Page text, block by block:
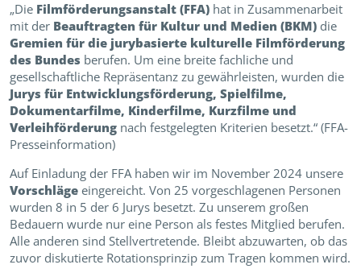
„Die Filmförderungsanstalt (FFA) hat in Zusammenarbeit
mit der Beauftragten für Kultur und Medien (BKM) die
Gremien für die jurybasierte kulturelle Filmförderung
des Bundes berufen. Um eine breite fachliche und
gesellschaftliche Repräsentanz zu gewährleisten, wurden die
Jurys für Entwicklungsförderung, Spielfilme,
Dokumentarfilme, Kinderfilme, Kurzfilme und
Verleihförderung nach festgelegten Kriterien besetzt.“ (FFA-
Presseinformation)
Auf Einladung der FFA haben wir im November 2024 unsere
Vorschläge eingereicht. Von 25 vorgeschlagenen Personen
wurden 8 in 5 der 6 Jurys besetzt. Zu unserem großen
Bedauern wurde nur eine Person als festes Mitglied berufen.
Alle anderen sind Stellvertretende. Bleibt abzuwarten, ob das
zuvor diskutierte Rotationsprinzip zum Tragen kommen wird.